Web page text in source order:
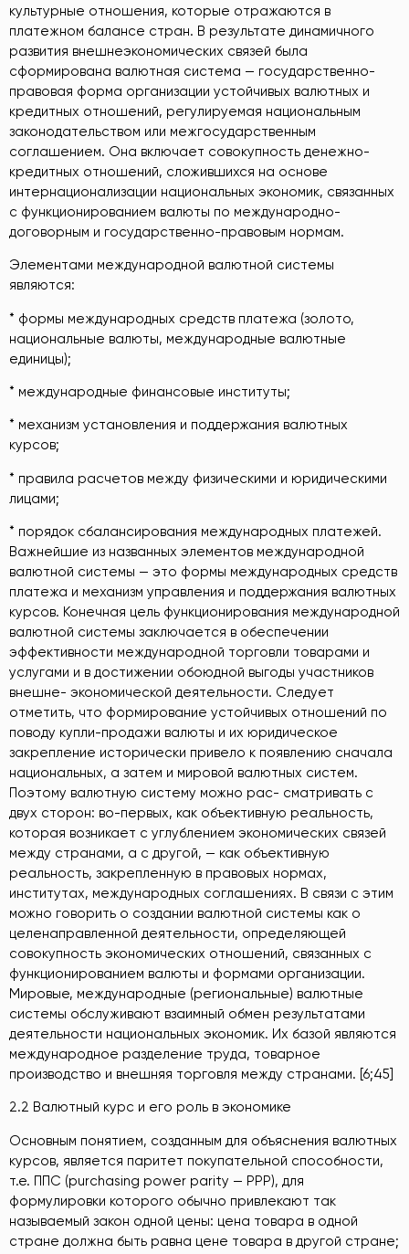
культурные отношения, которые отражаются в
платежном балансе стран. В результате динамичного
развития внешнеэкономических связей была
сформирована валютная система — государственно-
правовая форма организации устойчивых валютных и
кредитных отношений, регулируемая национальным
законодательством или межгосударственным
соглашением. Она включает совокупность денежно-
кредитных отношений, сложившихся на основе
интернационализации национальных экономик, связанных
с функционированием валюты по международно-
договорным и государственно-правовым нормам.
Элементами международной валютной системы
являются:
* формы международных средств платежа (золото,
национальные валюты, международные валютные
единицы);
* международные финансовые институты;
* механизм установления и поддержания валютных
курсов;
* правила расчетов между физическими и юридическими
лицами;
* порядок сбалансирования международных платежей.
Важнейшие из названных элементов международной
валютной системы — это формы международных средств
платежа и механизм управления и поддержания валютных
курсов. Конечная цель функционирования международной
валютной системы заключается в обеспечении
эффективности международной торговли товарами и
услугами и в достижении обоюдной выгоды участников
внешне- экономической деятельности. Следует
отметить, что формирование устойчивых отношений по
поводу купли-продажи валюты и их юридическое
закрепление исторически привело к появлению сначала
национальных, а затем и мировой валютных систем.
Поэтому валютную систему можно рас- сматривать с
двух сторон: во-первых, как объективную реальность,
которая возникает с углублением экономических связей
между странами, а с другой, — как объективную
реальность, закрепленную в правовых нормах,
институтах, международных соглашениях. В связи с этим
можно говорить о создании валютной системы как о
целенаправленной деятельности, определяющей
совокупность экономических отношений, связанных с
функционированием валюты и формами организации.
Мировые, международные (региональные) валютные
системы обслуживают взаимный обмен результатами
деятельности национальных экономик. Их базой являются
международное разделение труда, товарное
производство и внешняя торговля между странами. [6;45]
2.2 Валютный курс и его роль в экономике
Основным понятием, созданным для объяснения валютных
курсов, является паритет покупательной способности,
т.е. ППС (purchasing power parity — РРР), для
формулировки которого обычно привлекают так
называемый закон одной цены: цена товара в одной
стране должна быть равна цене товара в другой стране;